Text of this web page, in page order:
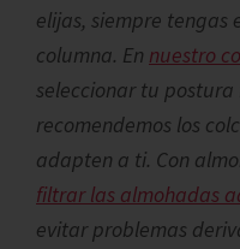
elijas, siempre tengas
columna. En nuestro
seleccionar tu
recomendemos los
adapten a ti. Con
filtrar las almohadas
evitar problemas